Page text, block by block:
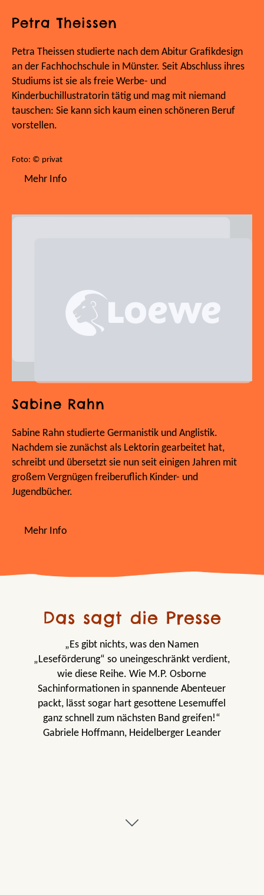
Petra Theissen
Petra Theissen studierte nach dem Abitur Grafikdesign
an der Fachhochschule in Münster. Seit Abschluss ihres
Studiums ist sie als freie Werbe- und
Kinderbuchillustratorin tätig und mag mit niemand
tauschen: Sie kann sich kaum einen schöneren Beruf
vorstellen.
Foto: © privat
Mehr Info
Sabine Rahn
Sabine Rahn studierte Germanistik und Anglistik.
Nachdem sie zunächst als Lektorin gearbeitet hat,
schreibt und übersetzt sie nun seit einigen Jahren mit
großem Vergnügen freiberuflich Kinder- und
Jugendbücher.
Mehr Info
Das sagt die Presse
„Es gibt nichts, was den Namen
„Leseförderung“ so uneingeschränkt verdient,
wie diese Reihe. Wie M.P. Osborne
Sachinformationen in spannende Abenteuer
packt, lässt sogar hart gesottene Lesemuffel
ganz schnell zum nächsten Band greifen!“
Gabriele Hoffmann, Heidelberger Leander